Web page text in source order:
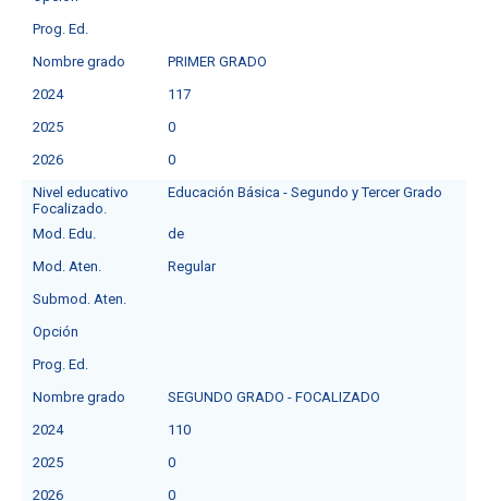
Prog. Ed.
Nombre grado
PRIMER GRADO
2024
117
2025
0
2026
0
Nivel educativo
Educación Básica - Segundo y Tercer Grado
Focalizado.
Mod. Edu.
de
Mod. Aten.
Regular
Submod. Aten.
Opción
Prog. Ed.
Nombre grado
SEGUNDO GRADO - FOCALIZADO
2024
110
2025
0
2026
0